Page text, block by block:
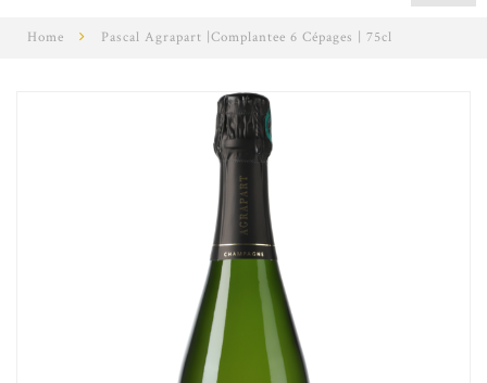
Home Pascal Agrapart |Complantee 6 Cépages | 75cl